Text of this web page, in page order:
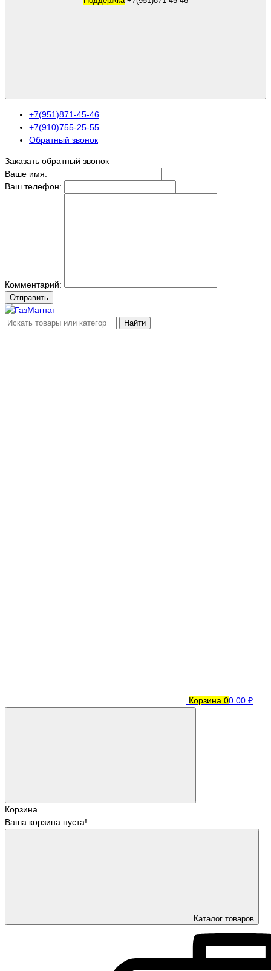
+7(951)871-45-46
+7(910)755-25-55
Обратный звонок
Заказать обратный звонок
Ваше имя:
Ваш телефон:
Комментарий:
Отправить
Найти
Корзина 00.00 ₽
Корзина
Ваша корзина пуста!
Каталог товаров